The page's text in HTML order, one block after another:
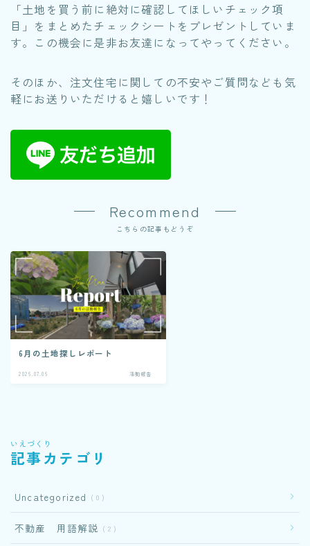
「土地を買う前に絶対に確認してほしいチェック項
目」をまとめたチェックシートをプレゼントしていま
す。この機会に是非お友達になってやってください。
そのほか、注文住宅に関しての不安やご質問なども気
軽にお送りいただけると嬉しいです！
Recommend
こちらの記事もどうぞ
6月の土地探しレポート
2026.07.06 活動報告
いえづくり
記事カテゴリ
Uncategorized 0
不動産 用語解説 2